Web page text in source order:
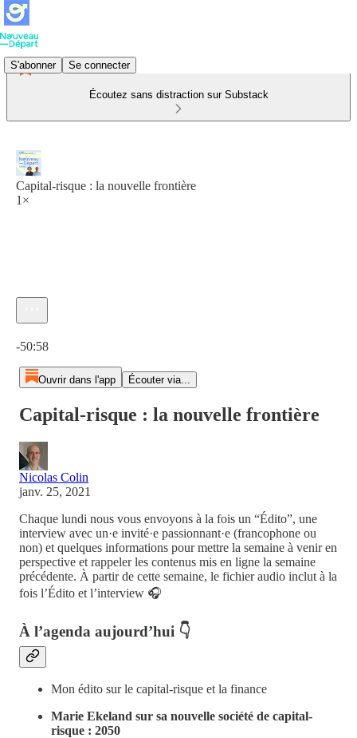
S'abonner Se connecter
Écoutez sans distraction sur Substack
Capital-risque : la nouvelle frontière
1×
-50:58
Ouvrir dans l'app Écouter via...
Capital-risque : la nouvelle frontière
Nicolas Colin
janv. 25, 2021
Chaque lundi nous vous envoyons à la fois un “Édito”, une
interview avec un·e invité·e passionnant·e (francophone ou
non) et quelques informations pour mettre la semaine à venir en
perspective et rappeler les contenus mis en ligne la semaine
précédente. À partir de cette semaine, le fichier audio inclut à la
fois l’Édito et l’interview 🎧
À l’agenda aujourd’hui 👇
Mon édito sur le capital-risque et la finance
Marie Ekeland sur sa nouvelle société de capital-
risque : 2050